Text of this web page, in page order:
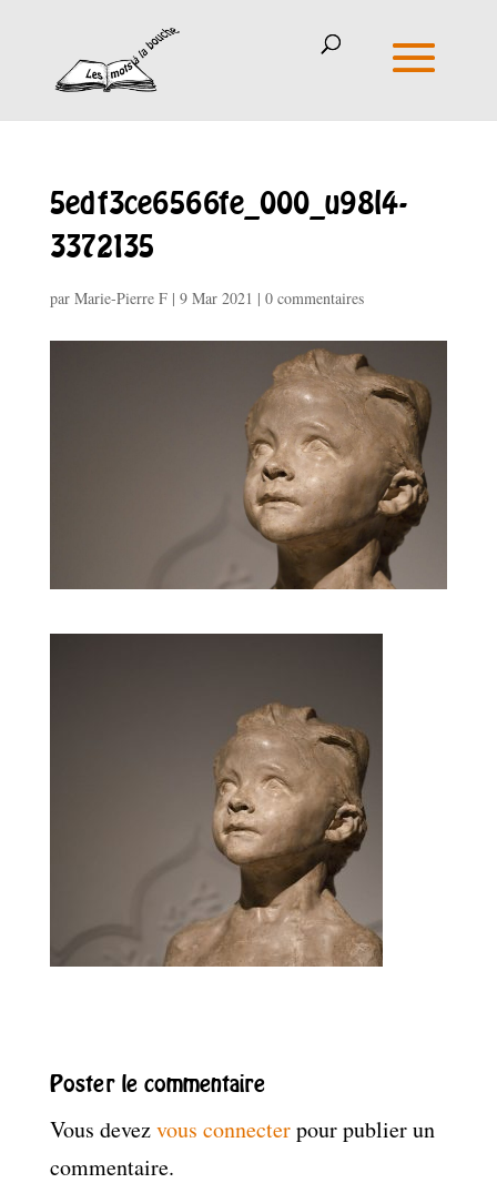
5edf3ce6566fe_000_u98l4-
3372135
par Marie-Pierre F| 9 Mar 2021 | 0 commentaires
Poster le commentaire
Vous devezvous connecterpour publier un
commentaire.